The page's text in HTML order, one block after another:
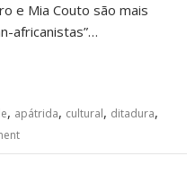
e Mia Couto são mais
africanistas”…
, apátrida, cultural, ditadura,